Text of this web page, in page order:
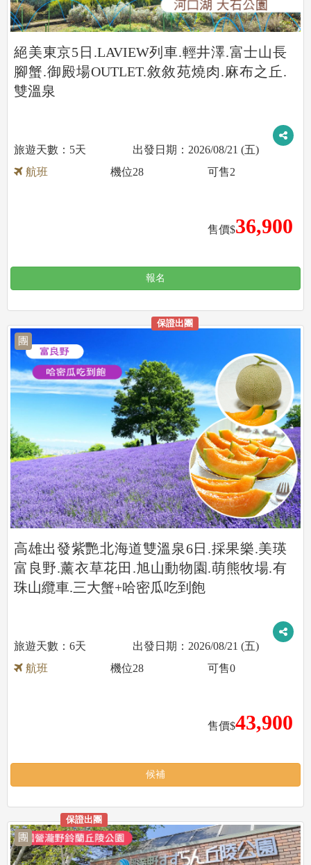
絕美東京5日.LAVIEW列車.輕井澤.富士山長
腳蟹.御殿場OUTLET.敘敘苑燒肉.麻布之丘.
雙溫泉
5天
2026/08/21 (五)
航班
售價$36,900
機位28 可售2
報名
團
高雄出發紫艷北海道雙溫泉6日.採果樂.美瑛
富良野.薰衣草花田.旭山動物園.萌熊牧場.有
珠山纜車.三大蟹+哈密瓜吃到飽
保證出團
6天
2026/08/21 (五)
航班
售價$43,900
機位28 可售0
候補
團
保證出團